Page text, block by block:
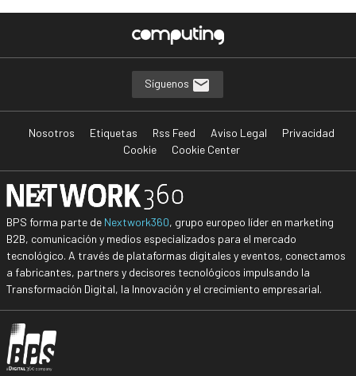
Síguenos
Nosotros Etiquetas Rss Feed Aviso Legal
Privacidad
Cookie
Cookie Center
BPS forma parte de Nextwork360, grupo europeo líder en marketing
B2B, comunicación y medios especializados para el mercado
tecnológico. A través de plataformas digitales y eventos, conectamos
a fabricantes, partners y decisores tecnológicos impulsando la
Transformación Digital, la Innovación y el crecimiento empresarial.